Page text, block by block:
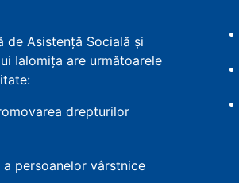
de Asistență Socială și
Ialomița are următoarele
drepturilor
persoanelor vârstnice